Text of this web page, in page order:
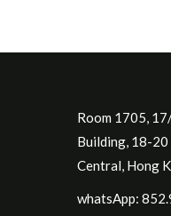
Room 1705,
Building, 18-20
Central, Hong
whatsApp: